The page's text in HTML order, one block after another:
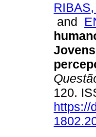
and
120.
https://